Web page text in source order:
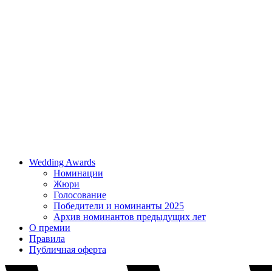
Wedding Awards
Номинации
Жюри
Голосование
Победители и номинанты 2025
Архив номинантов предыдущих лет
О премии
Правила
Публичная оферта